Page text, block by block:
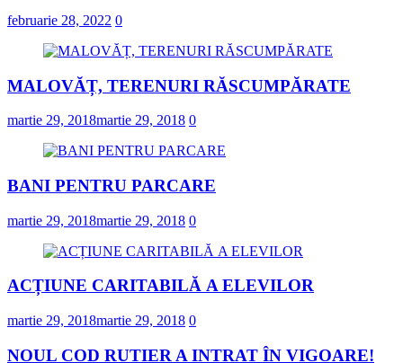
februarie 28, 2022 0
MALOVĂȚ, TERENURI RĂSCUMPĂRATE
martie 29, 2018martie 29, 2018 0
BANI PENTRU PARCARE
martie 29, 2018martie 29, 2018 0
ACȚIUNE CARITABILĂ A ELEVILOR
martie 29, 2018martie 29, 2018 0
NOUL COD RUTIER A INTRAT ÎN VIGOARE!